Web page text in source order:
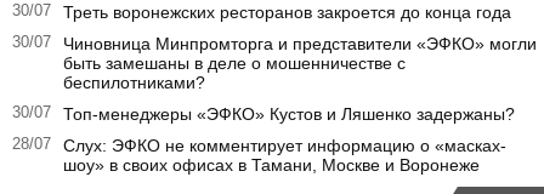
30/07 Треть воронежских ресторанов закроется до конца года
30/07
Чиновница Минпромторга и представители «ЭФКО» могли
быть замешаны в деле о мошенничестве с
беспилотниками?
30/07 Топ-менеджеры «ЭФКО» Кустов и Ляшенко задержаны?
28/07
Слух: ЭФКО не комментирует информацию о «масках-
шоу» в своих офисах в Тамани, Москве и Воронеже